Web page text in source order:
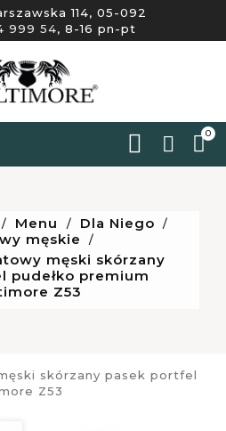
114, 05-092
999 54, 8-16 pn-pt
 0
Menu
Dla Niego
męskie
męski skórzany
pudełko premium
Z53